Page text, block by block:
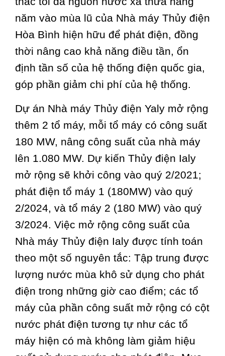
năm vào mùa lũ của Nhà máy Thủy điện
Hòa Bình hiện hữu để phát điện, đồng
thời nâng cao khả năng điều tần, ổn
định tần số của hệ thống điện quốc gia,
góp phần giảm chi phí của hệ thống.
Dự án Nhà máy Thủy điện Yaly mở rộng
thêm 2 tổ máy, mỗi tổ máy có công suất
180 MW, nâng công suất của nhà máy
lên 1.080 MW. Dự kiến Thủy điện Ialy
mở rộng sẽ khởi công vào quý 2/2021;
phát điện tổ máy 1 (180MW) vào quý
2/2024, và tổ máy 2 (180 MW) vào quý
3/2024. Việc mở rộng công suất của
Nhà máy Thủy điện Ialy được tính toán
theo một số nguyên tắc: Tập trung được
lượng nước mùa khô sử dụng cho phát
điện trong những giờ cao điểm; các tổ
máy của phần công suất mở rộng có cột
nước phát điện tương tự như các tổ
máy hiện có mà không làm giảm hiệu